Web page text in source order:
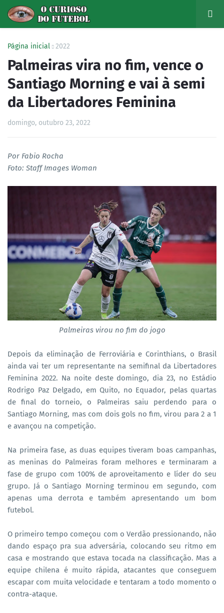
Página inicial 2022
Palmeiras vira no fim, vence o
Santiago Morning e vai à semi
da Libertadores Feminina
domingo, outubro 23, 2022
Por Fabio Rocha
Foto: Staff Images Woman
Palmeiras virou no fim do jogo
Depois da eliminação de Ferroviária e Corinthians, o Brasil
ainda vai ter um representante na semifinal da Libertadores
Feminina 2022. Na noite deste domingo, dia 23, no Estádio
Rodrigo Paz Delgado, em Quito, no Equador, pelas quartas
de final do torneio, o Palmeiras saiu perdendo para o
Santiago Morning, mas com dois gols no fim, virou para 2 a 1
e avançou na competição.
Na primeira fase, as duas equipes tiveram boas campanhas,
as meninas do Palmeiras foram melhores e terminaram a
fase de grupo com 100% de aproveitamento e líder do seu
grupo. Já o Santiago Morning terminou em segundo, com
apenas uma derrota e também apresentando um bom
futebol.
O primeiro tempo começou com o Verdão pressionando, não
dando espaço pra sua adversária, colocando seu ritmo em
casa e mostrando que estava tocada na classificação. Mas a
equipe chilena é muito rápida, atacantes que conseguem
escapar com muita velocidade e tentaram a todo momento o
contra-ataque.